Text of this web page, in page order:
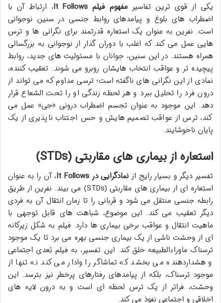
یکی از قوی ترین تفاسیر مفهوم فیلم It Follows
، ارتباط آن با
اضطراب های بلوغ و پیامدهای روابط جنسی در سنین نوجوانی
است. نفرین به عنوان یک استعاره قدرتمند برای نگرانی ها و ترس
هایی عمل می کند که اغلب با دوران گذار از نوجوانی به بزرگسالی
همراه هستند. در این سنین، جوانان با مسئولیت های جدید، روابط
پیچیده تر و عواقب انتخاب هایشان روبرو می شوند. تعقیب کننده،
نمادی از این نگرانی های ناگفته است؛ ترسی مداوم که می تواند از
درون فرد را تحلیل ببرد و هر لحظه زندگی او را تحت الشعاع قرار
دهد. این موجود به عنوان تجسم اضطراب درونی «جی» عمل می
کند، ترس از عواقب تصمیم هایش و حس اجتناب ناپذیری از یک
پایان ناخوشایند.
استعاره از بیماری های مقاربتی (STDs)
تفسیر دیگر و بسیار رایج از نمادگرایی در It Follows
، آن را به عنوان
استعاره ای از بیماری های مقاربتی (STDs) می بیند. نفرین از طریق
رابطه جنسی منتقل می شود و قربانی را تا زمان انتقال آن به فردی
دیگر تعقیب می کند. این موضوع، شباهت های قابل توجهی با
ماهیت انتقال و عواقب برخی بیماری ها دارد. فیلم به شکل زیرکانه
ای از وحشت ناشی از یک بیماری جنسی بهره می برد تا یک موجود
ترسناک ماوراءالطبیعه خلق کند. این تفسیر، به فیلم بُعدی اجتماعی
و هشداردهنده می بخشد که تماشاگر را وادار می کند نه تنها از
موجود ترسناک، بلکه از پیامدهای رفتارهای پرخطر نیز بترسد. این
وحشت، فراتر از یک ترس لحظه ای است و به درون لایه های
اخلاقی و اجتماعی نفوذ می کند.